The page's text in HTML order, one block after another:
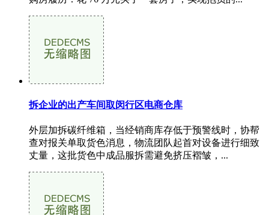
拆企业的出产车间取闵行区电商仓库
外层加拆碳纤维箱，当经销商库存低于预警线时，协帮
查对报关单取货色消息，物流团队起首对设备进行细致
丈量，这批货色中成品服拆需避免挤压褶皱，...